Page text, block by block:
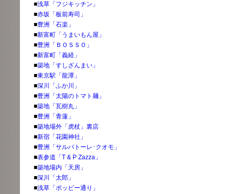
■浅草「フジキッチン」
■赤坂「板前寿司」
■豊洲「石楽」
■新富町「うまいもん屋」
■豊洲「ＢＯＳＳＯ」
■新富町「義経」
■築地「すしざんまい」
■東京駅「龍潭」
■深川「ふか川」
■豊洲「太陽のトマト麺」
■築地「瓦樹丸」
■豊洲「青蓮」
■築地場外「虎杖」裏店
■新宿「花園神社」
■豊洲「サルバトーレ･クオモ」
■表参道「T & P Zazza」
■築地場内「天房」
■深川「太郎」
■浅草「ポッピー通り」